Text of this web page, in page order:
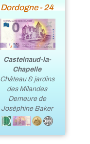
Dordogne - 24
Castelnaud-la-
Chapelle
Château & jardins
des Milandes
Demeure de
Josèphine Baker